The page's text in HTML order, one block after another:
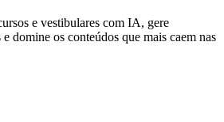
e vestibulares com IA, gere
domine os conteúdos que mais caem nas